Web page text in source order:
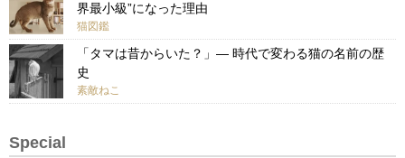
界最小級”になった理由
猫図鑑
「タマは昔からいた？」— 時代で変わる猫の名前の歴
史
素敵ねこ
Special